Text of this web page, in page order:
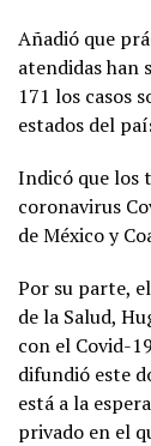
Añadió que
atendidas han
171 los casos
estados del
Indicó que los
coronavirus
de México y
Por su parte,
de la Salud,
con el Covid-
difundió este
está a la
privado en el